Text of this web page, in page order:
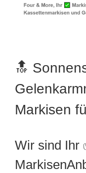
🔝
Markisen
Wir sind Ihr